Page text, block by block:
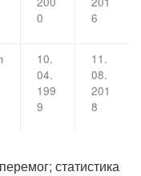
0
6
10.
04.
199
9
11.
08.
201
8
статистика